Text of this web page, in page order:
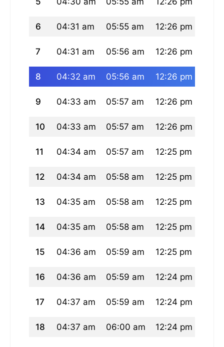
6 04:31 am 05:55 am 12:26 pm
7 04:31 am 05:56 am 12:26 pm
8 04:32 am 05:56 am 12:26 pm
9 04:33 am 05:57 am 12:26 pm
10 04:33 am 05:57 am 12:26 pm
11 04:34 am 05:57 am 12:25 pm
12 04:34 am 05:58 am 12:25 pm
13 04:35 am 05:58 am 12:25 pm
14 04:35 am 05:58 am 12:25 pm
15 04:36 am 05:59 am 12:25 pm
16 04:36 am 05:59 am 12:24 pm
17 04:37 am 05:59 am 12:24 pm
18 04:37 am 06:00 am 12:24 pm